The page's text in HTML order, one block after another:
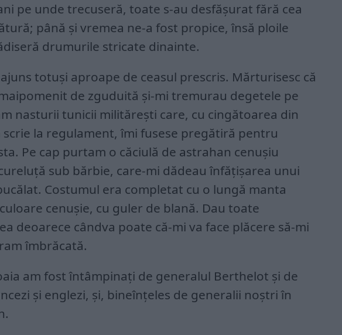
pe unde trecuseră, toate s-au desfășurat fără cea
până și vremea ne-a fost propice, însă ploile
drumurile stricate dinainte.
totuși aproape de ceasul prescris. Mărturisesc că
de zguduită și-mi tremurau degetele pe
nasturii tunicii militărești care, cu cingătoarea din
scrie la regulament, îmi fusese pregătiră pentru
Pe cap purtam o căciulă de astrahan cenușiu
sub bărbie, care-mi dădeau înfățișarea unui
Costumul era completat cu o lungă manta
cenușie, cu guler de blană. Dau toate
deoarece cândva poate că-mi va face plăcere să-mi
îmbrăcată.
am fost întâmpinați de generalul Berthelot și de
și englezi, și, bineînțeles de generalii noștri în